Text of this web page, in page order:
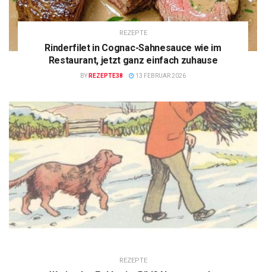
REZEPTE
Rinderfilet in Cognac-Sahnesauce wie im
Restaurant, jetzt ganz einfach zuhause
BY REZEPTE38 13 FEBRUAR 2026
REZEPTE